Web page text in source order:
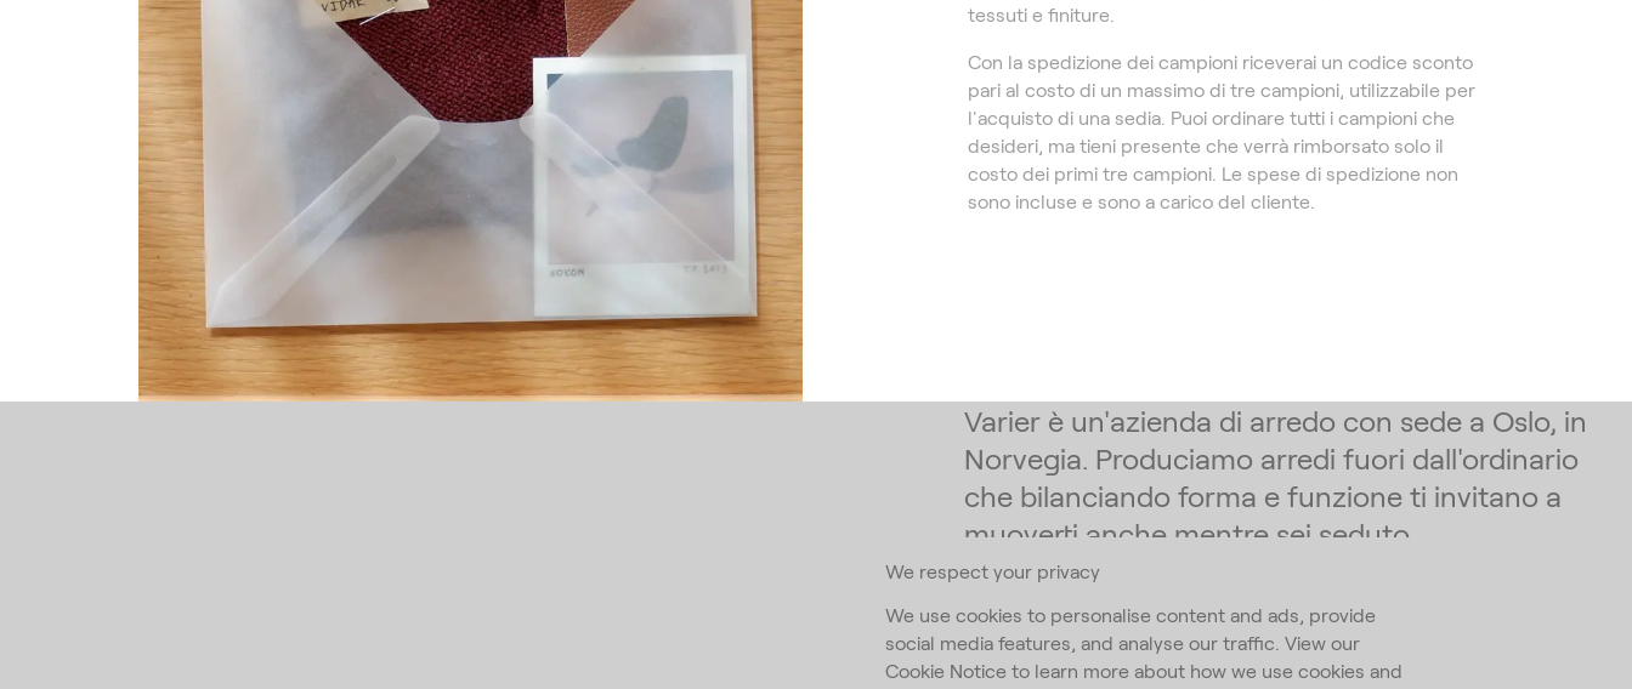
We respect your privacy
We use cookies to personalise content and ads, provide
social media features, and analyse our traffic. View our
Cookie Notice to learn more about how we use cookies and
tessuti e finiture.
Con la spedizione dei campioni riceverai un codice sconto
pari al costo di un massimo di tre campioni, utilizzabile per
l'acquisto di una sedia. Puoi ordinare tutti i campioni che
desideri, ma tieni presente che verrà rimborsato solo il
costo dei primi tre campioni. Le spese di spedizione non
sono incluse e sono a carico del cliente.
Varier è un'azienda di arredo con sede a Oslo, in
Norvegia. Produciamo arredi fuori dall'ordinario
che bilanciando forma e funzione ti invitano a
muoverti anche mentre sei seduto.
Iscriviti alla nostra Newsletter
Email Address *